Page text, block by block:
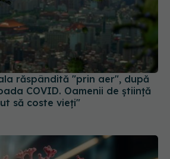
răspândită "prin aer", după
COVID. Oamenii de știință
să coste vieți"